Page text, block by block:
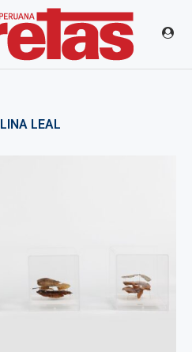
LINA LEAL